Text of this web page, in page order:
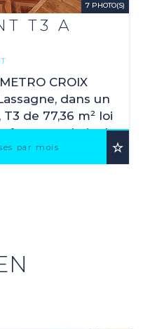
7 PHOTO(S)
T3 A
par mois
CROIX
dans un
de 77,36 m² loi
au sol, situé